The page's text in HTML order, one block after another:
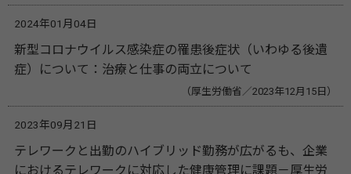
2024年01月04日
新型コロナウイルス感染症の罹患後症状（いわゆる後遺
症）について：治療と仕事の両立について
（厚生労働省／2023年12月15日）
2023年09月21日
テレワークと出勤のハイブリッド勤務が広がるも、企業
におけるテレワークに対応した健康管理に課題－厚生労